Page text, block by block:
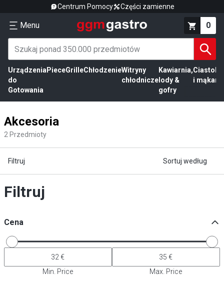
Centrum Pomocy Części zamienne
Menu 0
Urządzenia
do
Gotowania
PieceGrilleChłodzenieWitryny
chłodnicze
Kawiarnia,
lody &
gofry
Ciasto
i mąka
Akcesoria
2 Przedmioty
Filtruj Sortuj według
Filtruj
Cena
Min. Price Max. Price